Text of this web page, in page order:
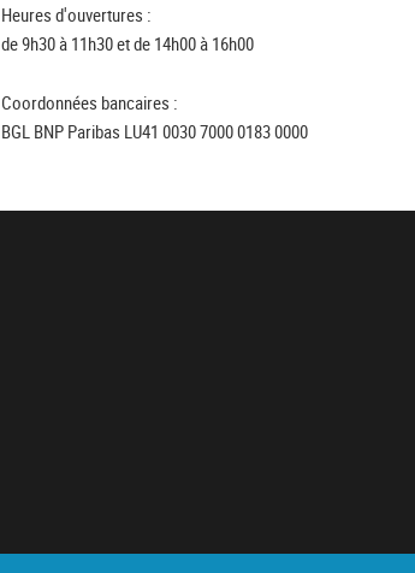
Heures d'ouvertures :
de 9h30 à 11h30 et de 14h00 à 16h00
Coordonnées bancaires :
BGL BNP Paribas LU41 0030 7000 0183 0000